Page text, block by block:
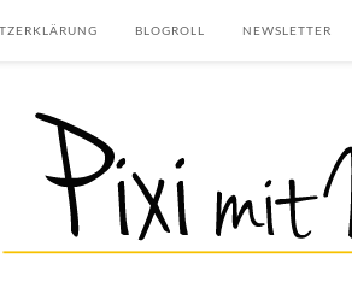
BLOGROLL NEWSLETTER